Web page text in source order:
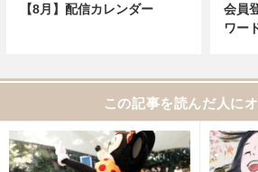
【8月】配信カレンダー
会員
ワー
この記事を読んだ人に